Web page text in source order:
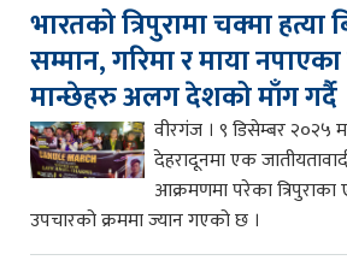
भारतको त्रिपुरामा चक्मा
सम्मान, गरिमा र माया नपाएका
मान्छेहरु अलग देशको माँग गर्दै
वीरगंज । ९ डिसेम्बर २०२५
देहरादूनमा एक
आक्रमणमा परेका
उपचारको क्रममा ज्यान गएको छ ।